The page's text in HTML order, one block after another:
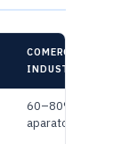
COMERCIAL /
INDUSTRIAL
60–80% de los
aparatos